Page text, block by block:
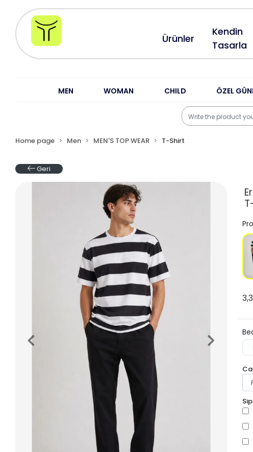
Ürünler
Kendin
Tasarla
MEN WOMAN CHILD ÖZEL
Home page Men MEN'S TOP WEAR T-Shirt
Geri